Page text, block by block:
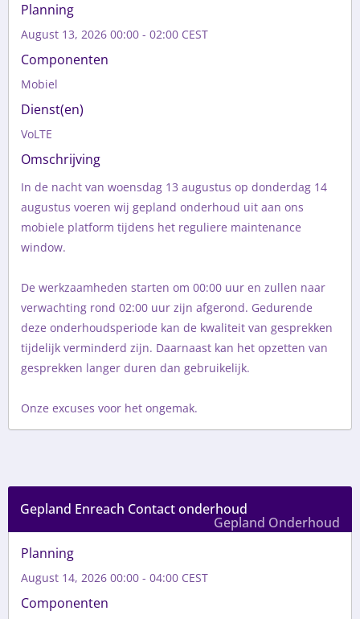
Planning
August 13, 2026 00:00 - 02:00 CEST
Componenten
Mobiel
Dienst(en)
VoLTE
Omschrijving
In de nacht van woensdag 13 augustus op donderdag 14
augustus voeren wij gepland onderhoud uit aan ons
mobiele platform tijdens het reguliere maintenance
window.
De werkzaamheden starten om 00:00 uur en zullen naar
verwachting rond 02:00 uur zijn afgerond. Gedurende
deze onderhoudsperiode kan de kwaliteit van gesprekken
tijdelijk verminderd zijn. Daarnaast kan het opzetten van
gesprekken langer duren dan gebruikelijk.
Onze excuses voor het ongemak.
Gepland Enreach Contact onderhoud
Gepland Onderhoud
Planning
August 14, 2026 00:00 - 04:00 CEST
Componenten